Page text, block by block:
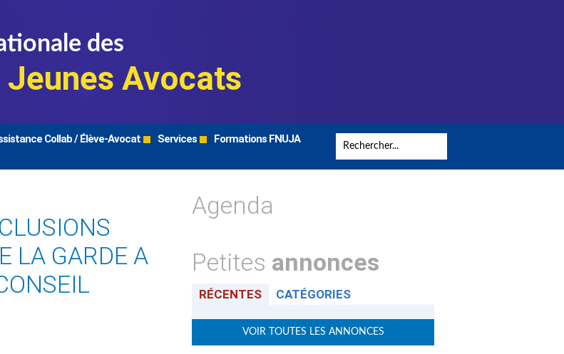
des
Jeunes Avocats
Collab / Élève-Avocat Services
Formations FNUJA
LA GARDE A
Agenda
Petites annonces
RÉCENTES CATÉGORIES
VOIR TOUTES LES ANNONCES